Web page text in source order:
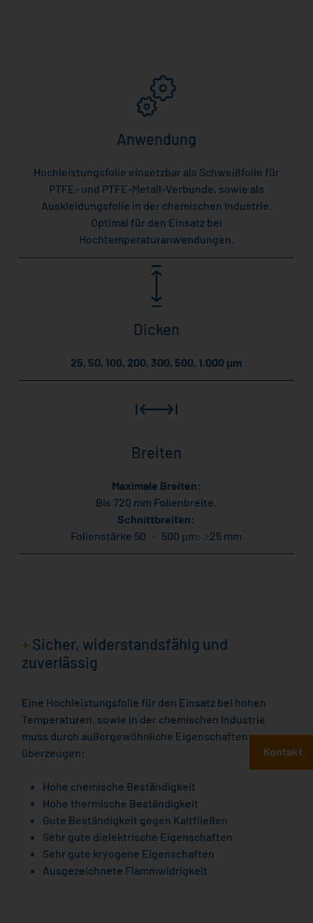
Anwendung
Hochleistungsfolie einsetzbar als Schweißfolie für
PTFE- und PTFE-Metall-Verbunde, sowie als
Auskleidungsfolie in der chemischen Industrie.
Optimal für den Einsatz bei
Hochtemperaturanwendungen.
Dicken
25, 50, 100, 200, 300, 500, 1.000 μm
Breiten
Maximale Breiten:
Bis 720 mm Folienbreite.
Schnittbreiten:
Folienstärke 50 ・ 500 μm: ≥25 mm
+ Sicher, widerstandsfähig und
zuverlässig
Eine Hochleistungsfolie für den Einsatz bei hohen
Temperaturen, sowie in der chemischen Industrie
muss durch außergewöhnliche Eigenschaften
überzeugen:
Hohe chemische Beständigkeit
Hohe thermische Beständigkeit
Gute Beständigkeit gegen Kaltfließen
Sehr gute dielektrische Eigenschaften
Sehr gute kryogene Eigenschaften
Ausgezeichnete Flammwidrigkeit
Kontakt